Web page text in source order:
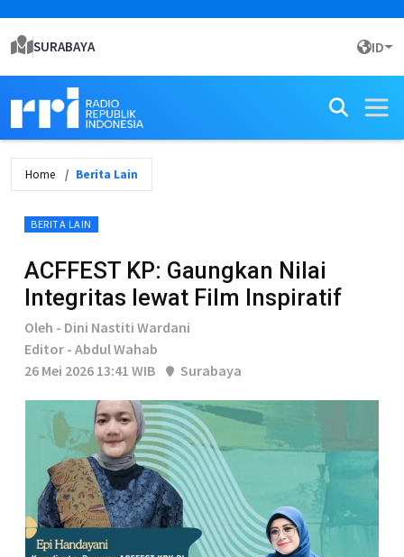
SURABAYA ID
Home Berita Lain
BERITA LAIN
ACFFEST KP: Gaungkan Nilai
Integritas lewat Film Inspiratif
Oleh - Dini Nastiti Wardani
Editor - Abdul Wahab
26 Mei 2026 13:41 WIB
Surabaya